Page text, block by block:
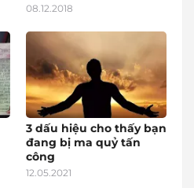
08.12.2018
3 dấu hiệu cho thấy bạn
đang bị ma quỷ tấn
công
12.05.2021